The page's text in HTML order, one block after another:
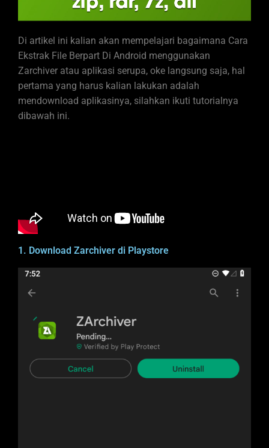
Di artikel ini kalian akan mempelajari bagaimana Cara
Ekstrak File Berpart Di Android menggunakan
Zarchiver atau aplikasi serupa, oke langsung saja, hal
pertama yang harus kalian lakukan adalah
mendownload aplikasinya, silahkan ikuti tutorialnya
dibawah ini.
1. Download Zarchiver di Playstore